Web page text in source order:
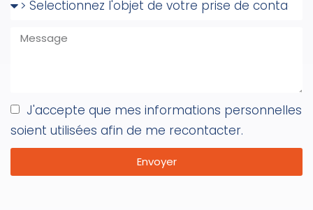
J'accepte que mes informations personnelles
soient utilisées afin de me recontacter.
Envoyer